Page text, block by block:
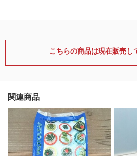
こちらの商品は現在販売し
関連商品